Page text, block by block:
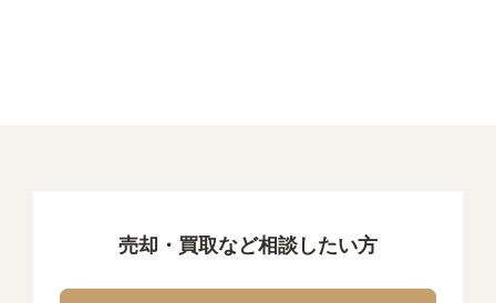
売却・買取など相談したい方